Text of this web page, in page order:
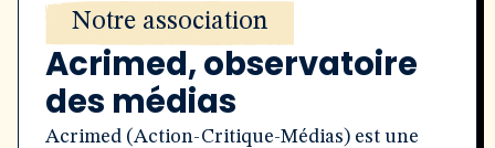
Notre association
Acrimed, observatoire
des médias
Acrimed (Action-Critique-Médias) est une